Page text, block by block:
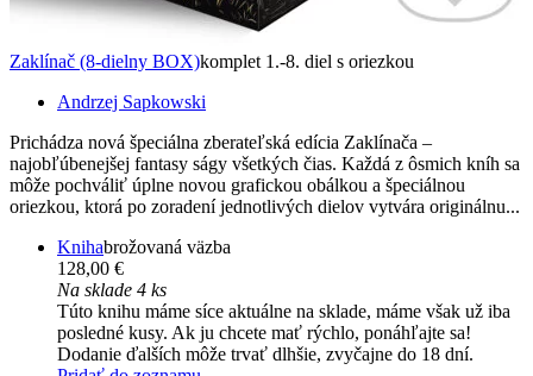
Zaklínač (8-dielny BOX)komplet 1.-8. diel s oriezkou
Andrzej Sapkowski
Prichádza nová špeciálna zberateľská edícia Zaklínača –
najobľúbenejšej fantasy ságy všetkých čias. Každá z ôsmich kníh sa
môže pochváliť úplne novou grafickou obálkou a špeciálnou
oriezkou, ktorá po zoradení jednotlivých dielov vytvára originálnu...
Knihabrožovaná väzba
128,00 €
Na sklade 4 ks
Túto knihu máme síce aktuálne na sklade, máme však už iba
posledné kusy. Ak ju chcete mať rýchlo, ponáhľajte sa!
Dodanie ďalších môže trvať dlhšie, zvyčajne do 18 dní.